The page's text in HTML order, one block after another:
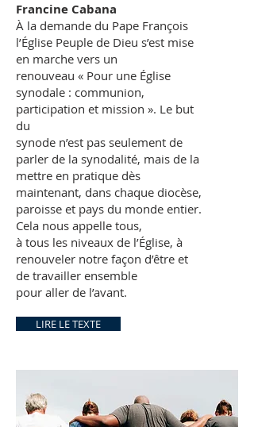
Francine Cabana
À la demande du Pape François
l’Église Peuple de Dieu s’est mise
en marche vers un
renouveau « Pour une Église
synodale : communion,
participation et mission ». Le but
du
synode n’est pas seulement de
parler de la synodalité, mais de la
mettre en pratique dès
maintenant, dans chaque diocèse,
paroisse et pays du monde entier.
Cela nous appelle tous,
à tous les niveaux de l’Église, à
renouveler notre façon d’être et
de travailler ensemble
pour aller de l’avant.
LIRE LE TEXTE